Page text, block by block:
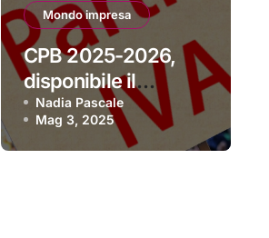
Mondo impresa
CPB 2025-2026,
disponibile il
software per aderire
Nadia Pascale
Mag 3, 2025